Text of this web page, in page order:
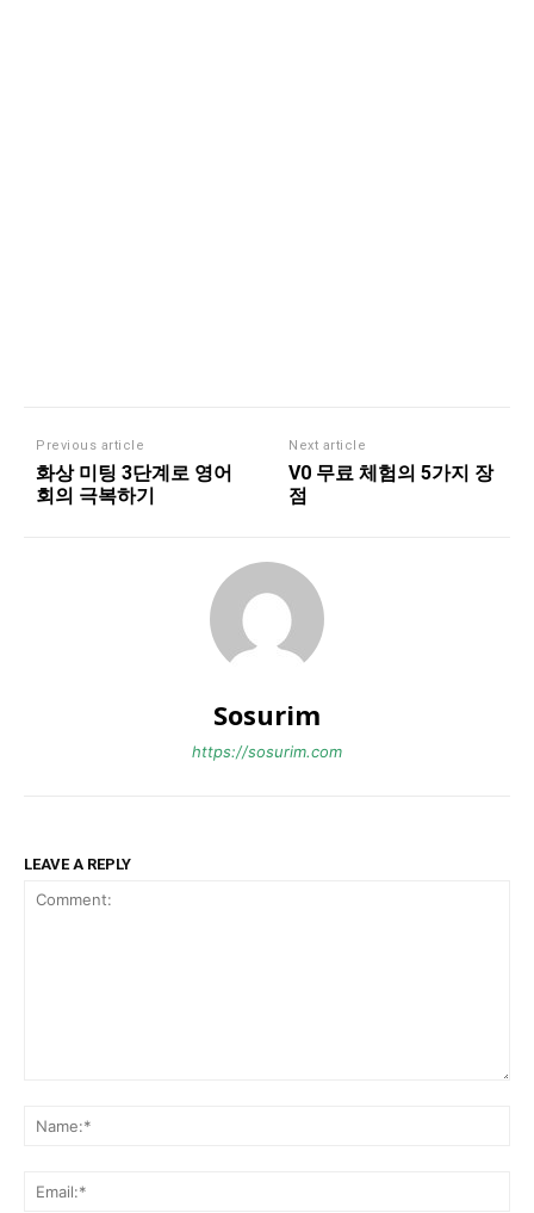
Previous article
화상 미팅 3단계로 영어
회의 극복하기
Next article
V0 무료 체험의 5가지 장
점
Sosurim
https://sosurim.com
LEAVE A REPLY